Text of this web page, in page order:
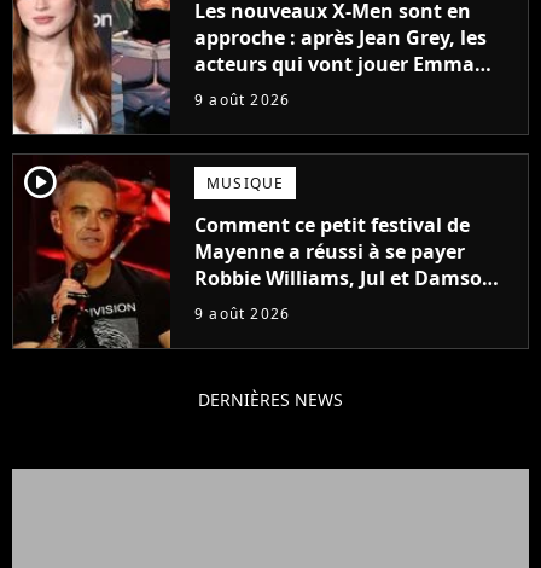
Les nouveaux X-Men sont en
approche : après Jean Grey, les
acteurs qui vont jouer Emma
Frost et Cyclope trouvés !
9 août 2026
player2 MUSIQUE
Comment ce petit festival de
Mayenne a réussi à se payer
Robbie Williams, Jul et Damso
cette année ?
9 août 2026
DERNIÈRES NEWS